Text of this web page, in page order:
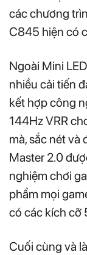
các chương
C845 hiện có
Ngoài Mini
nhiều cải tiến
kết hợp công
144Hz VRR
mà, sắc nét và
Master 2.0
nghiệm chơi
phẩm mọi
có các kích cỡ
Cuối cùng và